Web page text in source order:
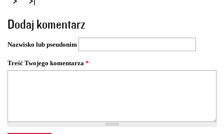
o
n
y
Dodaj komentarz
Nazwisko lub pseudonim
Treść Twojego komentarza *